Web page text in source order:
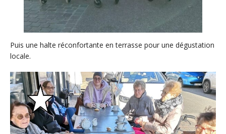
Puis une halte réconfortante en terrasse pour une dégustation
locale.